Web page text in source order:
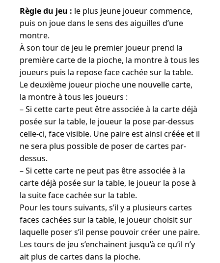
Règle du jeu : le plus jeune joueur commence,
puis on joue dans le sens des aiguilles d’une
montre.
À son tour de jeu le premier joueur prend la
première carte de la pioche, la montre à tous les
joueurs puis la repose face cachée sur la table.
Le deuxième joueur pioche une nouvelle carte,
la montre à tous les joueurs :
– Si cette carte peut être associée à la carte déjà
posée sur la table, le joueur la pose par-dessus
celle-ci, face visible. Une paire est ainsi créée et il
ne sera plus possible de poser de cartes par-
dessus.
– Si cette carte ne peut pas être associée à la
carte déjà posée sur la table, le joueur la pose à
la suite face cachée sur la table.
Pour les tours suivants, s’il y a plusieurs cartes
faces cachées sur la table, le joueur choisit sur
laquelle poser s’il pense pouvoir créer une paire.
Les tours de jeu s’enchainent jusqu’à ce qu’il n’y
ait plus de cartes dans la pioche.